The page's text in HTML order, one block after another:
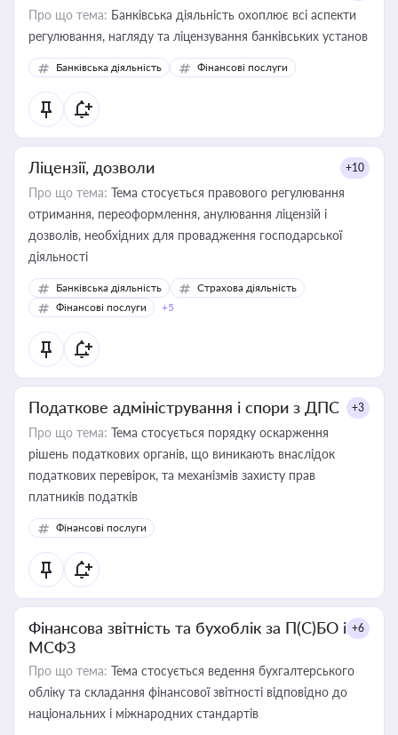
Про що тема: Банківська діяльність охоплює всі аспекти
регулювання, нагляду та ліцензування банківських установ
Банківська діяльність Фінансові послуги
Ліцензії, дозволи +10
Про що тема: Тема стосується правового регулювання
отримання, переоформлення, анулювання ліцензій і
дозволів, необхідних для провадження господарської
діяльності
Банківська діяльність
Страхова діяльність
Фінансові послуги
+5
Податкове адміністрування і спори з ДПС +3
Про що тема: Тема стосується порядку оскарження
рішень податкових органів, що виникають внаслідок
податкових перевірок, та механізмів захисту прав
платників податків
Фінансові послуги
Фінансова звітність та бухоблік за П(С)БО і
МСФЗ
+6
Про що тема: Тема стосується ведення бухгалтерського
обліку та складання фінансової звітності відповідно до
національних і міжнародних стандартів